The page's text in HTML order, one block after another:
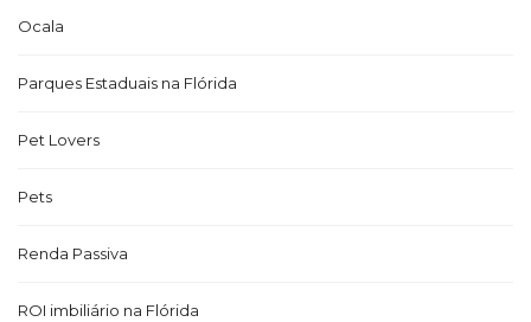
Ocala
Parques Estaduais na Flórida
Pet Lovers
Pets
Renda Passiva
ROI imbiliário na Flórida